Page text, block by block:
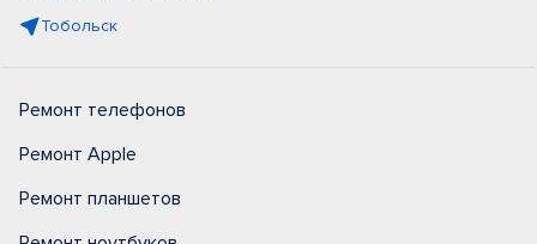
Тобольск
Ремонт телефонов
Ремонт Apple
Ремонт планшетов